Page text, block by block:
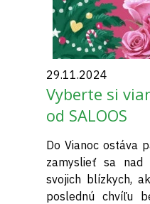
29.11.2024
Vyberte si
od SALOOS
Do Vianoc ostáva
zamyslieť sa
svojich blízkych,
poslednú chvíľu